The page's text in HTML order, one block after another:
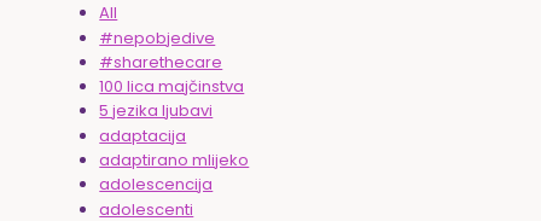
All
#nepobjedive
#sharethecare
100 lica majčinstva
5 jezika ljubavi
adaptacija
adaptirano mlijeko
adolescencija
adolescenti